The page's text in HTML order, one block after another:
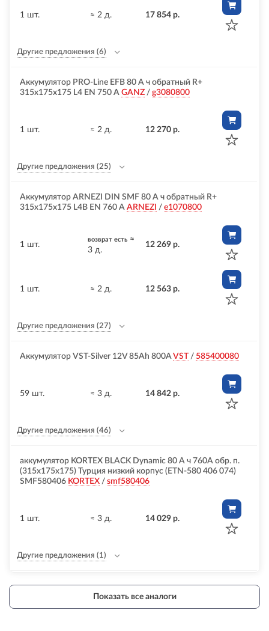
1 шт. ≈ 2 д. 17 854 р.
Другие предложения (6)
Аккумулятор PRO-Line EFB 80 А ч обратный R+
315x175x175 L4 EN 750 А GANZ / g3080800
1 шт. ≈ 2 д. 12 270 р.
Другие предложения (25)
Аккумулятор ARNEZI DIN SMF 80 А ч обратный R+
315x175x175 L4B EN 760 А ARNEZI / e1070800
1 шт.
возврат есть ≈
3 д.
12 269 р.
1 шт. ≈ 2 д. 12 563 р.
Другие предложения (27)
Аккумулятор VST-Silver 12V 85Ah 800AVST / 585400080
59 шт. ≈ 3 д. 14 842 р.
Другие предложения (46)
аккумулятор KORTEX BLACK Dynamic 80 А ч 760A обр. п.
(315х175х175) Турция низкий корпус (ETN-580 406 074)
SMF580406 KORTEX / smf580406
1 шт. ≈ 3 д. 14 029 р.
Другие предложения (1)
Показать все аналоги